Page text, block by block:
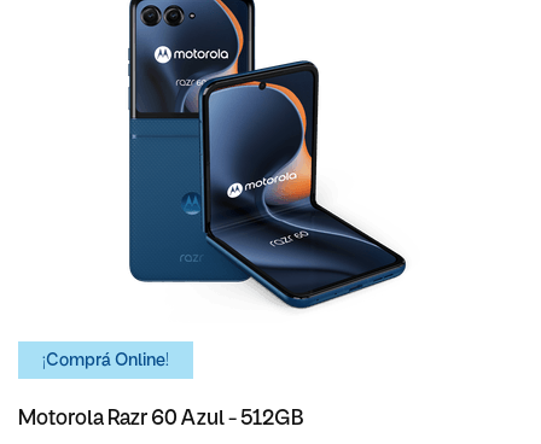
¡Comprá Online!
Motorola Razr 60 Azul - 512GB